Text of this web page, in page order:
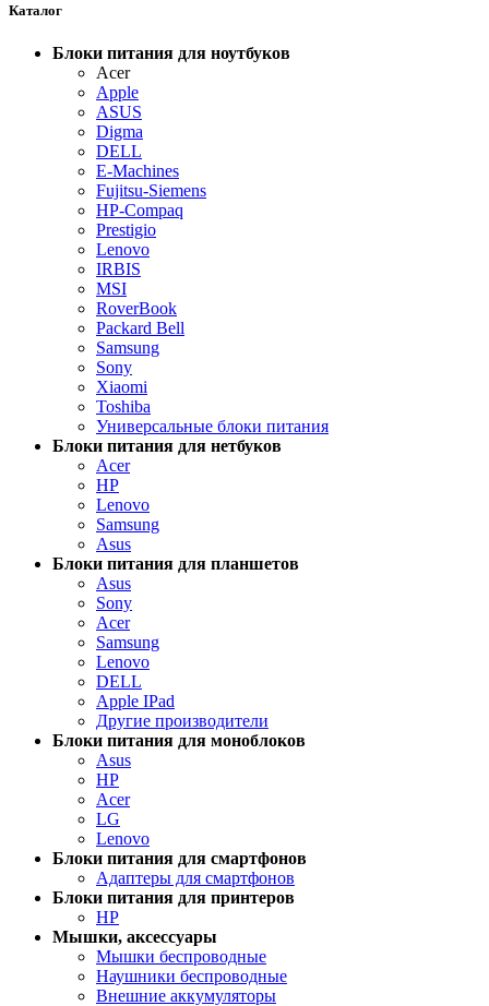
Каталог
Блоки питания для ноутбуков
Acer
Apple
ASUS
Digma
DELL
E-Machines
Fujitsu-Siemens
HP-Compaq
Prestigio
Lenovo
IRBIS
MSI
RoverBook
Packard Bell
Samsung
Sony
Xiaomi
Toshiba
Универсальные блоки питания
Блоки питания для нетбуков
Acer
HP
Lenovo
Samsung
Asus
Блоки питания для планшетов
Asus
Sony
Acer
Samsung
Lenovo
DELL
Apple IPad
Другие производители
Блоки питания для моноблоков
Asus
HP
Acer
LG
Lenovo
Блоки питания для смартфонов
Адаптеры для смартфонов
Блоки питания для принтеров
HP
Мышки, аксессуары
Мышки беспроводные
Наушники беспроводные
Внешние аккумуляторы